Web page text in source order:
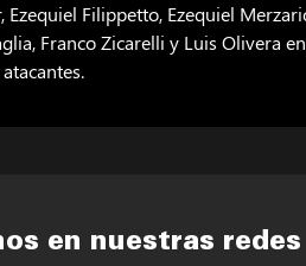
Ezequiel Filippetto, Ezequiel
Franco Zicarelli y Luis Olivera
en nuestras redes